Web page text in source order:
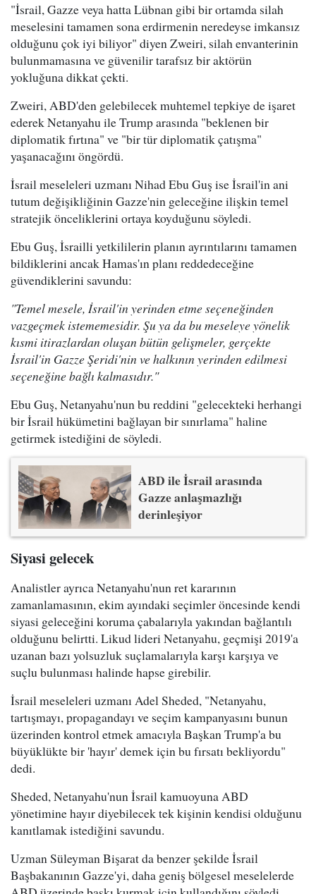
"İsrail, Gazze veya hatta Lübnan gibi bir ortamda silah
meselesini tamamen sona erdirmenin neredeyse imkansız
olduğunu çok iyi biliyor" diyen Zweiri, silah envanterinin
bulunmamasına ve güvenilir tarafsız bir aktörün
yokluğuna dikkat çekti.
Zweiri, ABD'den gelebilecek muhtemel tepkiye de işaret
ederek Netanyahu ile Trump arasında "beklenen bir
diplomatik fırtına" ve "bir tür diplomatik çatışma"
yaşanacağını öngördü.
İsrail meseleleri uzmanı Nihad Ebu Guş ise İsrail'in ani
tutum değişikliğinin Gazze'nin geleceğine ilişkin temel
stratejik önceliklerini ortaya koyduğunu söyledi.
Ebu Guş, İsrailli yetkililerin planın ayrıntılarını tamamen
bildiklerini ancak Hamas'ın planı reddedeceğine
güvendiklerini savundu:
"Temel mesele, İsrail'in yerinden etme seçeneğinden
vazgeçmek istememesidir. Şu ya da bu meseleye yönelik
kısmi itirazlardan oluşan bütün gelişmeler, gerçekte
İsrail'in Gazze Şeridi'nin ve halkının yerinden edilmesi
seçeneğine bağlı kalmasıdır."
Ebu Guş, Netanyahu'nun bu reddini "gelecekteki herhangi
bir İsrail hükümetini bağlayan bir sınırlama" haline
getirmek istediğini de söyledi.
ABD ile İsrail arasında
Gazze anlaşmazlığı
derinleşiyor
Siyasi gelecek
Analistler ayrıca Netanyahu'nun ret kararının
zamanlamasının, ekim ayındaki seçimler öncesinde kendi
siyasi geleceğini koruma çabalarıyla yakından bağlantılı
olduğunu belirtti. Likud lideri Netanyahu, geçmişi 2019'a
uzanan bazı yolsuzluk suçlamalarıyla karşı karşıya ve
suçlu bulunması halinde hapse girebilir.
İsrail meseleleri uzmanı Adel Sheded, "Netanyahu,
tartışmayı, propagandayı ve seçim kampanyasını bunun
üzerinden kontrol etmek amacıyla Başkan Trump'a bu
büyüklükte bir 'hayır' demek için bu fırsatı bekliyordu"
dedi.
Sheded, Netanyahu'nun İsrail kamuoyuna ABD
yönetimine hayır diyebilecek tek kişinin kendisi olduğunu
kanıtlamak istediğini savundu.
Uzman Süleyman Bişarat da benzer şekilde İsrail
Başbakanının Gazze'yi, daha geniş bölgesel meselelerde